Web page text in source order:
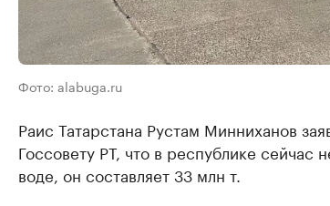
Фото: alabuga.ru
Раис Татарстана Рустам Минниханов
Госсовету РТ, что в республике сейчас
воде, он составляет 33 млн т.